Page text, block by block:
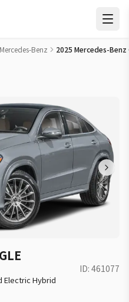
Car Lease Deals in
Mercedes-Benz 2025 Mercedes-Benz
ID: 461077
Electric Hybrid